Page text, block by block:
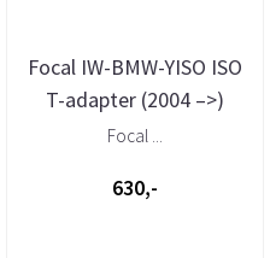
Focal IW-BMW-YISO ISO
T-adapter (2004 –>)
Focal ...
630,-